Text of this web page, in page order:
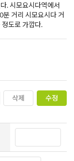
. 시모요시다역에서
거리 시모요시다 거
도로 가깝다.
삭제 수정